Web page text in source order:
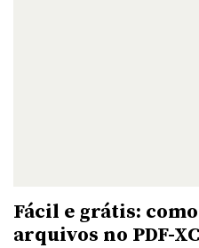
Fácil e grátis:
arquivos no PDF-